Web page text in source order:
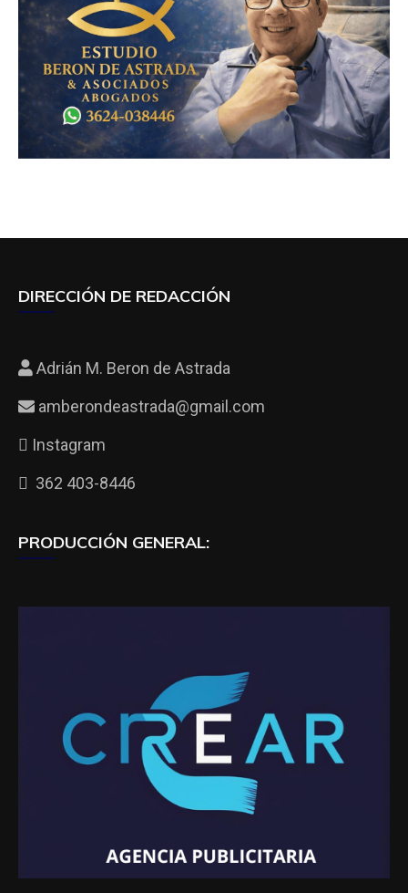
DIRECCIÓN DE REDACCIÓN
Adrián M. Beron de Astrada
amberondeastrada@gmail.com
Instagram
362 403-8446
PRODUCCIÓN GENERAL: